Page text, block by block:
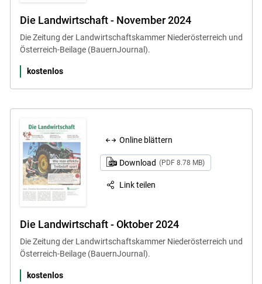
Die Landwirtschaft - November 2024
Die Zeitung der Landwirtschaftskammer Niederösterreich und
Österreich-Beilage (BauernJournal).
kostenlos
Online blättern
Download (PDF 8.78 MB)
Link teilen
Die Landwirtschaft - Oktober 2024
Die Zeitung der Landwirtschaftskammer Niederösterreich und
Österreich-Beilage (BauernJournal).
kostenlos